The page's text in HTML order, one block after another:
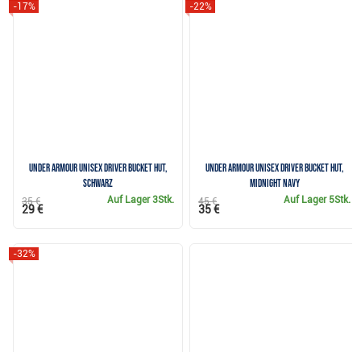
Under Armour Unisex Driver Bucket Hut,
schwarz
-17%
Auf Lager3Stk.
35 €
29 €
Under Armour Unisex Driver Bucket Hut,
midnight navy
-22%
Auf Lager 5Stk.
45 €
35 €
-32%